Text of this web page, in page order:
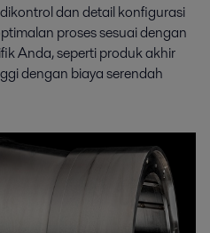
dan detail konfigurasi
proses sesuai dengan
Anda, seperti produk akhir
dengan biaya serendah